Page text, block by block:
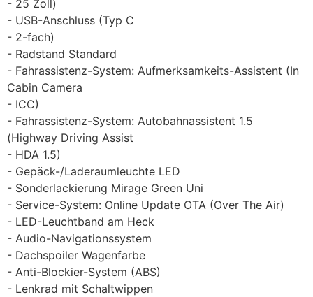
25 Zoll)
USB-Anschluss (Typ C
2-fach)
Radstand Standard
Fahrassistenz-System: Aufmerksamkeits-Assistent (In
Cabin Camera
ICC)
Fahrassistenz-System: Autobahnassistent 1.5
(Highway Driving Assist
HDA 1.5)
Gepäck-/Laderaumleuchte LED
Sonderlackierung Mirage Green Uni
Service-System: Online Update OTA (Over The Air)
LED-Leuchtband am Heck
Audio-Navigationssystem
Dachspoiler Wagenfarbe
Anti-Blockier-System (ABS)
Lenkrad mit Schaltwippen